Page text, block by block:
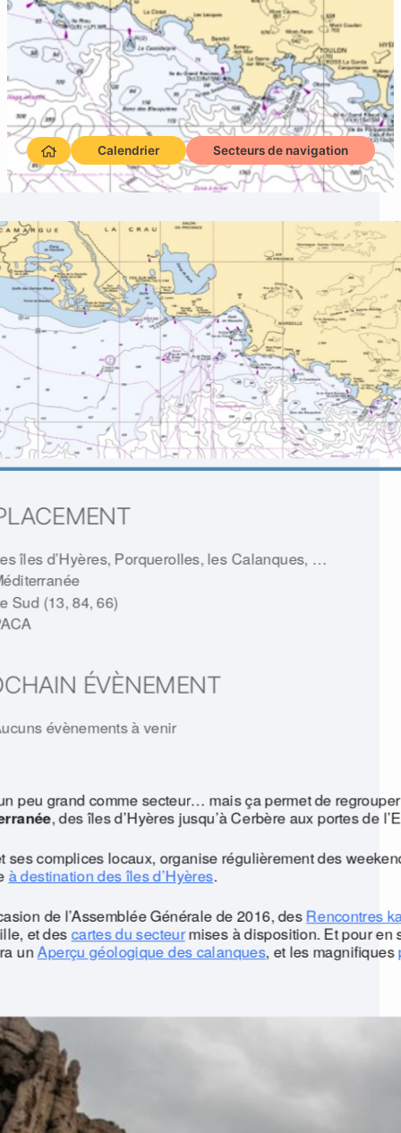
Calendrier Secteurs de navigation
îles d’Hyères, Porquerolles, les Calanques, …
Sud (13, 84, 66)
ÉVÈNEMENT
évènements à venir
peu grand comme secteur… mais ça permet de
, des îles d’Hyères jusqu’à Cerbère aux portes de
ses complices locaux, organise régulièrement des
à destination des îles d’Hyères.
de l’Assemblée Générale de 2016, desRencontres
et descartes du secteurmises à disposition. Et pour en
unAperçu géologique des calanques, et les magnifiques